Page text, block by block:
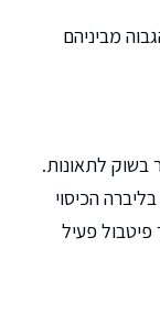
לתאונות.
שעות ומעלה, בליברה הכיסוי
פיטבול פעיל